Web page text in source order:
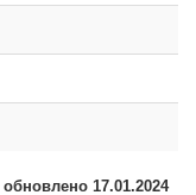
обновлено 17.01.2024